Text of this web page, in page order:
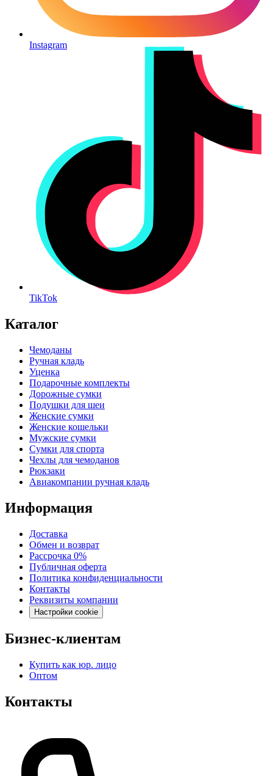
Instagram
TikTok
Каталог
Чемоданы
Ручная кладь
Уценка
Подарочные комплекты
Дорожные сумки
Подушки для шеи
Женские сумки
Женские кошельки
Мужские сумки
Сумки для спорта
Чехлы для чемоданов
Рюкзаки
Авиакомпании ручная кладь
Информация
Доставка
Обмен и возврат
Рассрочка 0%
Публичная оферта
Политика конфиденциальности
Контакты
Реквизиты компании
Настройки cookie
Бизнес-клиентам
Купить как юр. лицо
Оптом
Контакты